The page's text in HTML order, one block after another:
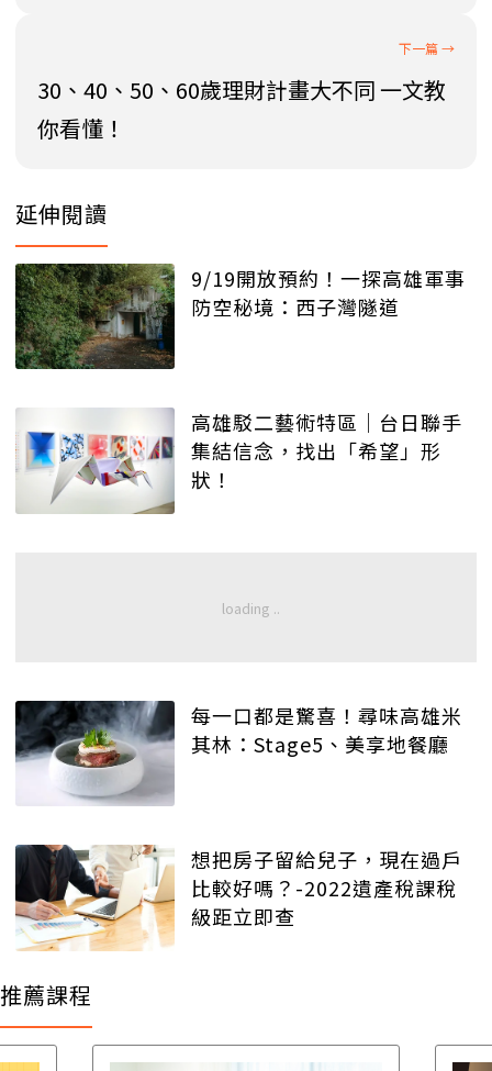
30、40、50、60歲理財計畫大不同 一文教
你看懂！
延伸閱讀
9/19開放預約！一探高雄軍事
防空秘境：西子灣隧道
高雄駁二藝術特區│台日聯手
集結信念，找出「希望」形
狀！
每一口都是驚喜！尋味高雄米
其林：Stage5、美享地餐廳
想把房子留給兒子，現在過戶
比較好嗎？-2022遺產稅課稅
級距立即查
推薦課程